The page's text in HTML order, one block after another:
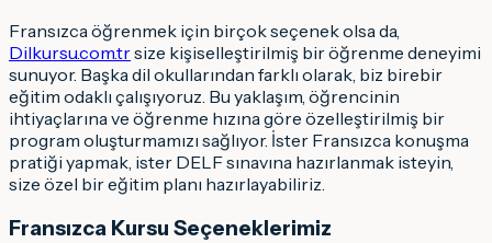
Fransızca öğrenmek için birçok seçenek olsa da,
Dilkursu.com.trsize kişiselleştirilmiş bir öğrenme deneyimi
sunuyor. Başka dil okullarından farklı olarak, biz birebir
eğitim odaklı çalışıyoruz. Bu yaklaşım, öğrencinin
ihtiyaçlarına ve öğrenme hızına göre özelleştirilmiş bir
program oluşturmamızı sağlıyor. İster Fransızca konuşma
pratiği yapmak, ister DELF sınavına hazırlanmak isteyin,
size özel bir eğitim planı hazırlayabiliriz.
Fransızca Kursu Seçeneklerimiz